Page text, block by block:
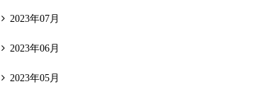
2023年07月
2023年06月
2023年05月